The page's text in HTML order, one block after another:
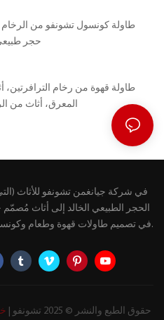
طاولة كونسول تشونفو من الرخام
حجر
طاولة قهوة من رخام الترافرتين،
المعرق، أثاث من
الحجر الطبيعي الخالد إلى أثاث
في تصميم طاولات قهوة وطعام وكونسول فريدة تجمع بين العملية والجمال.
حقوق الطبع والنشر © 2025 تشونفو |